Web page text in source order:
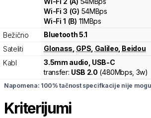
Wi-Fi3 (G) 54MBps
Wi-Fi1 (B) 11MBps
Bežično
Bluetooth 5.1
Sateliti
Glonass GPS Galileo Beidou
Kabl
3.5mm audio, USB-C
transfer: USB 2.0 (480Mbps, 3w)
Napomena: 100% tačnost specifkacije nije
Kriterijumi